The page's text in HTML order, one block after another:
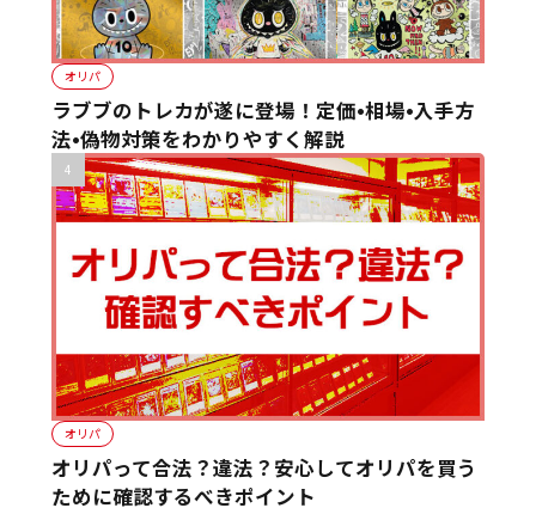
オリパ
ラブブのトレカが遂に登場！定価•相場•入手方
法•偽物対策をわかりやすく解説
オリパ
オリパって合法？違法？安心してオリパを買う
ために確認するべきポイント